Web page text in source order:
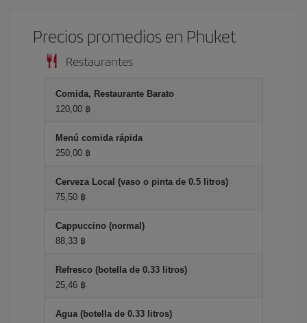
Precios promedios en Phuket
Restaurantes
Comida, Restaurante Barato
120,00 ฿
Menú comida rápida
250,00 ฿
Cerveza Local (vaso o pinta de 0.5 litros)
75,50 ฿
Cappuccino (normal)
88,33 ฿
Refresco (botella de 0.33 litros)
25,46 ฿
Agua (botella de 0.33 litros)